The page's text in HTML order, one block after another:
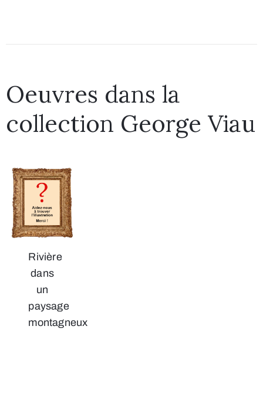
Oeuvres dans la
collection George Viau
Rivière
dans
un
paysage
montagneux